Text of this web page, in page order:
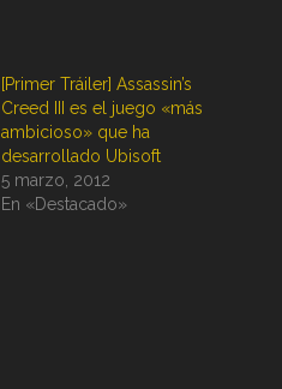
[Primer Tráiler] Assassin’s
Creed III es el juego «más
ambicioso» que ha
desarrollado Ubisoft
5 marzo, 2012
En «Destacado»